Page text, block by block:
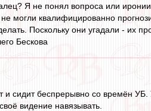
Я не понял вопроса или
могли квалифицированно
Поскольку они угадали - их
Бескова
и сидит беспрерывно со времён
видение навязывать.